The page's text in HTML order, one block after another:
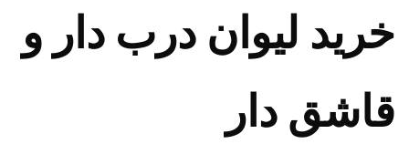
خرید لیوان درب دار و
قاشق دار